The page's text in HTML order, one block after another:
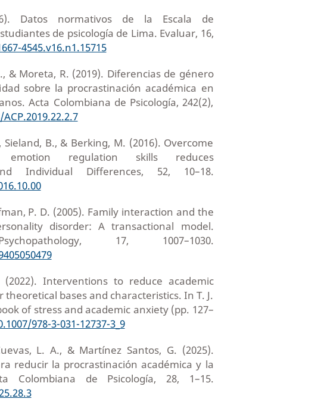
Datos normativos de la Escala de
de psicología de Lima. Evaluar, 16,
4545.v16.n1.15715
& Moreta, R. (2019). Diferencias de género
sobre la procrastinación académica en
Acta Colombiana de Psicología, 242(2),
B., & Berking, M. (2016). Overcome
emotion regulation skills reduces
Individual Differences, 52, 10–18.
P. D. (2005). Family interaction and the
disorder: A transactional model.
17, 1007–1030.
Interventions to reduce academic
bases and characteristics. In T. J.
of stress and academic anxiety (pp. 127–
978-3-031-12737-3_9
L. A., & Martínez Santos, G. (2025).
reducir la procrastinación académica y la
Colombiana de Psicología, 28, 1–15.